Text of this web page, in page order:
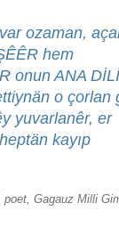
ozaman,
hem
onun ANA
o çorlan
yuvarlanêr, er
kayıp
Gagauz Milli